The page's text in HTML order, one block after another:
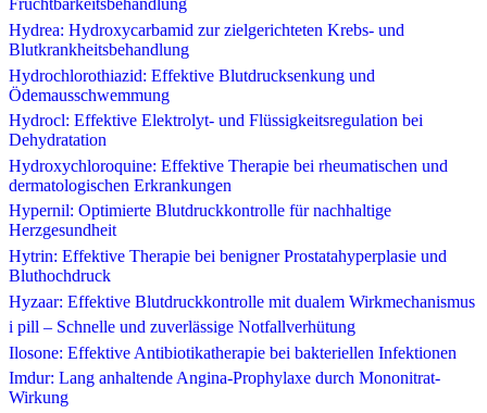
Fruchtbarkeitsbehandlung
Hydrea: Hydroxycarbamid zur zielgerichteten Krebs- und
Blutkrankheitsbehandlung
Hydrochlorothiazid: Effektive Blutdrucksenkung und
Ödemausschwemmung
Hydrocl: Effektive Elektrolyt- und Flüssigkeitsregulation bei
Dehydratation
Hydroxychloroquine: Effektive Therapie bei rheumatischen und
dermatologischen Erkrankungen
Hypernil: Optimierte Blutdruckkontrolle für nachhaltige
Herzgesundheit
Hytrin: Effektive Therapie bei benigner Prostatahyperplasie und
Bluthochdruck
Hyzaar: Effektive Blutdruckkontrolle mit dualem Wirkmechanismus
i pill – Schnelle und zuverlässige Notfallverhütung
Ilosone: Effektive Antibiotikatherapie bei bakteriellen Infektionen
Imdur: Lang anhaltende Angina-Prophylaxe durch Mononitrat-
Wirkung